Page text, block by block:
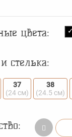
цвета:
стелька:
37
(24 см)
38
(24.5 см)